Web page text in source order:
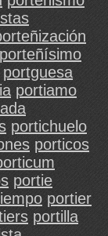
porteñísimo
portguesa
portiamo
portichuelo
porticos
portie
portier
portilla